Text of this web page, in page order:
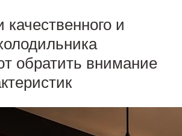
качественного и
обратить внимание